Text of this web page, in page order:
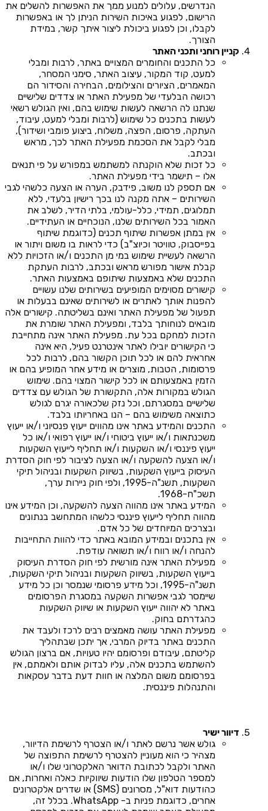
הנדרשים, עלולים למנוע ממך את האפשרות להשלים את
הרישום, לפגוע באיכות השירות הניתן לך או באפשרות
לקבלו, וכן לפגוע ביכולת ליצור איתך קשר, במידת
הצורך.
קניין רוחני ותכני האתר
כל התכנים והחומרים המצויים באתר, לרבות ומבלי
למעט, קוד המקור, עיצוב האתר, סימני המסחר,
המאמרים, הציורים והצילומים, הבחירה והסידור הם
רכושה הבלעדי של מפעילת האתר או צדדים שלישיים
שנתנו לה הרשאה לעשות שימוש בהם, ואין הגולש רשאי
לעשות בתכנים כל שימוש (לרבות ומבלי למעט, עיבוד,
העתקה, פרסום, הפצה, משלוח, ביצוע פומבי ושידור),
מבלי לקבל את הסכמת מפעילת האתר לכך, מראש
ובכתב.
כל זכות שלא הוקנתה למשתמש במפורש על פי תנאים
אלו – תישמר בידי מפעילת האתר.
אם תספק לנו משוב, פידבק, הערה או הצעה כלשהי לגבי
השירותים – אתה מקנה לנו בכך רישיון בלעדי, ללא
תמלוגים, תמידי, כלל-עולמי, בלתי הדיר, לשלב את
האמור בכל השירותים שלנו, הנוכחיים או העתידיים.
אין במתן אפשרות שיתוף תכנים (כדוגמת שיתוף
בפייסבוק, טוויטר וכיוצ"ב) כדי לראות בו משום ויתור או
הרשאה לעשיית שימוש במי מן התכנים ו/או הזכויות ללא
קבלת אישור מפורש מראש ובכתב, לרבות העתקת
התכנים שלא באמצעות שיתופם באמצעות האתר.
קישורים מסוימים המופיעים בשירותים שלנו עשויים
להפנות אותך לאתרים או לשירותים שאינם בבעלות או
תפעול של מפעילת האתר ואינם בשליטתה. קישורים אלה
מובאים לנוחותך בלבד, ומפעילת האתר שומרת את
הזכות למחקם בכל עת. מפעילת האתר אינה מתחייבת
כי הקישורים יובילו לאתר אינטרנט פעיל, היא אינה
אחראית להם או לכל תוכן הקשור בהם, לרבות לכל
פרסומות, הטבות, מוצרים או מידע אחר המופיע בהם או
הזמין באמצעותם או לכל קישור המצוי בהם. שימוש
הגולש במקורות אלה, התקשורת של הגולש עם צדדים
שלישיים במסגרתם, וכל נזק שלכאורה יגרם לגולש
כתוצאה משימוש בהם – הנו באחריותו בלבד.
התכנים והמידע באתר אינו מהווים ייעוץ פנסיוני ו/או ייעוץ
משכנתאות ו/או ייעוץ ביטוחי ו/או ייעוץ רפואי ו/או כל
ייעוץ פיננסי ו/או השקעות ו/או תחליף לייעוץ השקעות
ו/או הצעה להשקעה ו/או הצעה לציבור לפי חוק הסדרת
העיסוק בייעוץ השקעות, בשיווק השקעות ובניהול תיקי
השקעות, תשנ"ה-1995, ולפי חוק ניירות ערך,
תשכ"ח-1968.
המידע באתר אינו מהווה הצעה להשקעה, וכן המידע אינו
מהווה תחליף לייעוץ פיננסי כלשהו המתחשב בנתונים
ובצרכים המיוחדים של כל אדם.
אין בתכנים ובמידע המובא באתר כדי להוות התחייבות
להנחה ו/או רווח ו/או תשואה עודפת.
מפעילת האתר אינה מורשית לפי חוק הסדרת העיסוק
בייעוץ השקעות, בשיווק השקעות ובניהול תיקי השקעות,
תשנ"ה-1995, וכל מידע פרסומי שנמסר וכן כל מידע
שיימסר לגבי אפשרות השקעה במסגרת הפרסומים
באתר לא יהווה ייעוץ השקעות או שיווק השקעות
כהגדרתם בחוק.
מפעילת האתר עושה מאמצים רבים לרכז ולעבד את
התכנים באתר בדיוק המרבי, אך יתכן שבתהליך
קליטתם, עיבודם ופרסומם יהיו טעויות, אם ברצון הגולש
להשתמש בתכנים אלה, עליו לבדוק אותם ולאמתם, אין
בפרסומם משום המלצה או חוות דעת בדבר עסקאות
והתנהלות פיננסית.
דיוור ישיר
גולש אשר נרשם לאתר ו/או הצטרף לרשימת הדיוור,
מצהיר כי הוא מעוניין להצטרף לרשימת התפוצה של
האתר ולקבל לכתובת הדואר האלקטרוני שלו ו/או
למספר הטלפון שלו הודעות שיווקיות כאלה ואחרות, אם
כהודעות דוא"ל, מסרונים (SMS) או שדרים אלקטרונים
אחרים, כדוגמת פניות ב- WhatsApp. בכלל זה,